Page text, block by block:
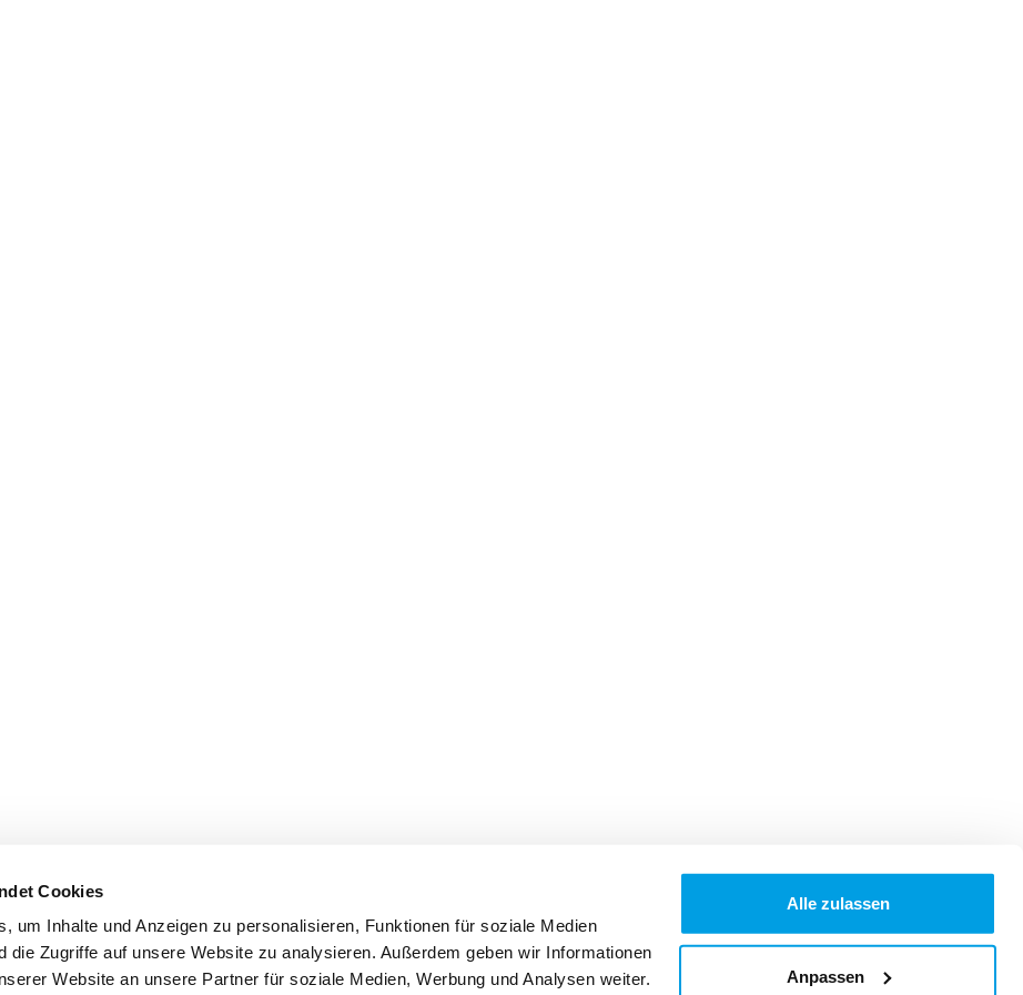
Cookies
um Inhalte und Anzeigen zu personalisieren, Funktionen für soziale Medien
die Zugriffe auf unsere Website zu analysieren. Außerdem geben wir Informationen
Website an unsere Partner für soziale Medien, Werbung und Analysen weiter.
Alle zulassen
Anpassen